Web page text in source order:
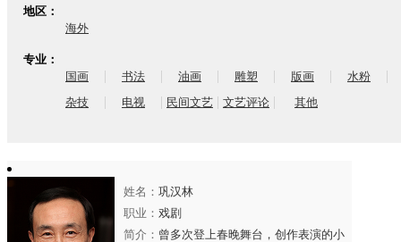
地区：
海外
专业：
国画
| 书法 | 油画 | 雕塑 | 版画 | 水粉 |
杂技 | 电视 | 民间文艺 | 文艺评论 | 其他
姓名： 巩汉林
职业： 戏剧
简介： 曾多次登上春晚舞台，创作表演的小